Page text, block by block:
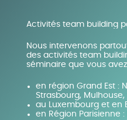
Activités team building
Nous intervenons
des activités team
séminaire que vous
en région Grand Est :
Strasbourg,
au Luxembourg et en
en Région Parisienne